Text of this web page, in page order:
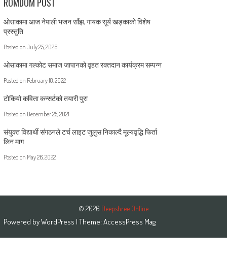
ओसाकामा आज नेपाली भजन साँझ, गायक सूर्य खड्काको विशेष
प्रस्तुति
Posted on July 25, 2026
ओसाकामा गल्कोट समाज जापानको वृहत रक्तदान कार्यक्रम सम्पन्न
Posted on February 18, 2022
टोकियो कविता कन्सर्टको तयारी पुरा
Posted on December 25, 2021
संयुक्त विद्यार्थी संगठनले टर्च लाइट जुलुस निकाल्दै मूल्यवृद्धि फिर्ता
लिन माग
Posted on May 26, 2022
© 2026 Deepshree Online
Powered byWordPress | Theme: AccessPress Mag